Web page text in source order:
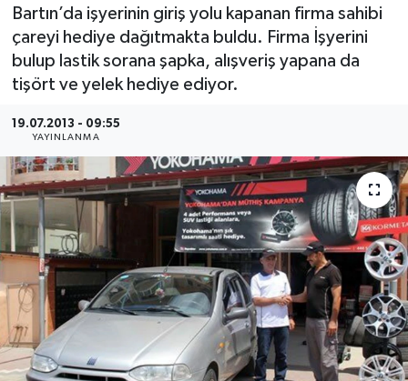
Bartın’da işyerinin giriş yolu kapanan firma sahibi
çareyi hediye dağıtmakta buldu. Firma İşyerini
bulup lastik sorana şapka, alışveriş yapana da
tişört ve yelek hediye ediyor.
19.07.2013 - 09:55
YAYINLANMA
Medya
Sağlık
Sinema
Sivil Toplum
Siyaset
Spor
Tarım
Turizm